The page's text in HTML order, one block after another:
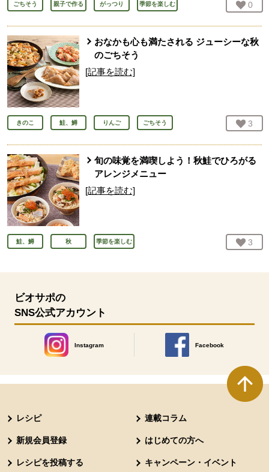
ごちそう 親子で作る がっつり 季節を楽しむ お気
0
おなかも心も満たされる ジューシーな秋
のごちそう
[記事を読む]
きのこ 鮭、鱒 りんご ごちそう お気
3
旬の味覚を満喫しよう！秋鮭でひろがる
アレンジメニュー
[記事を読む]
鮭、鱒 秋 季節を楽しむ お気
3
ビオサポの
SNS公式アカウント
Instagram
別のウィンドウで開きます。
Facebook
別のウィンドウで開きます
レシピ 連載コラム
新規会員登録 はじめての方へ
レシピを投稿する キャンペーン・イベント